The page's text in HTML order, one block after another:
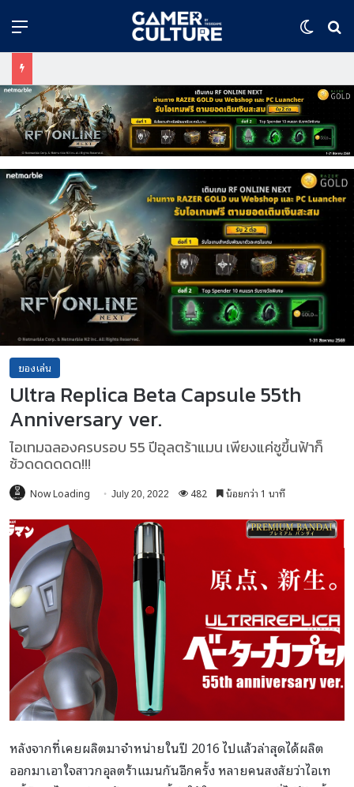
Menu
ของเล่น
Ultra Replica Beta Capsule 55th
Anniversary ver.
ไอเทมฉลองครบรอบ 55 ปีอุลตร้าแมน เพียงแค่ชูขึ้นฟ้าก็
ช้วดดดดดด!!!
Now Loading July 20, 2022 482 น้อยกว่า 1 นาที
หลังจากที่เคยผลิตมาจำหน่ายในปี 2016 ไปแล้วล่าสุดได้ผลิต
ออกมาเอาใจสาวกอุลตร้าแมนกันอีกครั้ง หลายคนสงสัยว่าไอเท